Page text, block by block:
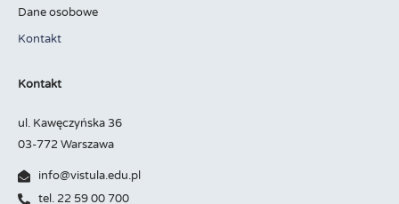
Dane osobowe
Kontakt
Kontakt
ul. Kawęczyńska 36
03-772 Warszawa
info@vistula.edu.pl
tel. 22 59 00 700